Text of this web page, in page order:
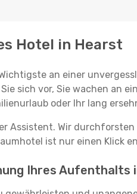
Hotel in Hearst
an einer
sich vor, Sie wachen an
oder Ihr lang
Assistent. Wir durchforsten
ist nur einen Klick
Ihres Aufenthalts